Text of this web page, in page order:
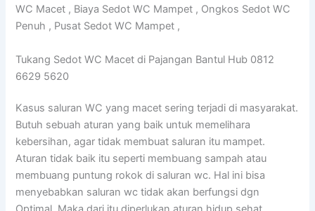
WC Macet , Biaya Sedot WC Mampet , Ongkos Sedot WC
Penuh , Pusat Sedot WC Mampet ,
Tukang Sedot WC Macet di Pajangan Bantul Hub 0812
6629 5620
Kasus saluran WC yang macet sering terjadi di masyarakat.
Butuh sebuah aturan yang baik untuk memelihara
kebersihan, agar tidak membuat saluran itu mampet.
Aturan tidak baik itu seperti membuang sampah atau
membuang puntung rokok di saluran wc. Hal ini bisa
menyebabkan saluran wc tidak akan berfungsi dgn